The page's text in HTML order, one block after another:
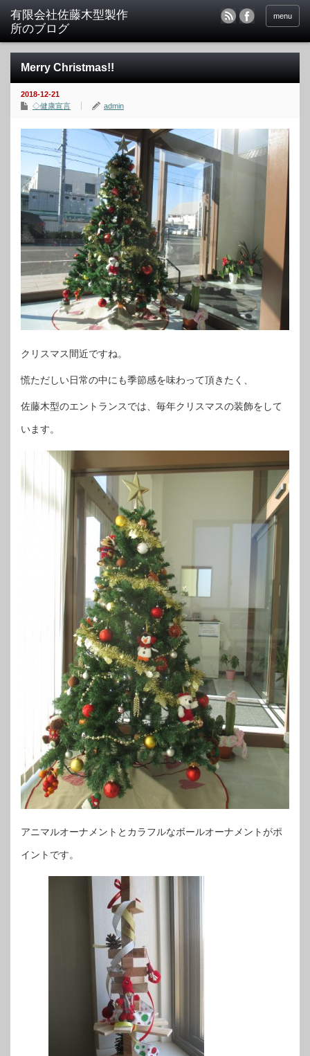
menu
Merry Christmas!!
2018-12-21
◇健康宣言
admin
クリスマス間近ですね。
慌ただしい日常の中にも季節感を味わって頂きたく、
佐藤木型のエントランスでは、毎年クリスマスの装飾をして
います。
アニマルオーナメントとカラフルなボールオーナメントがポ
イントです。